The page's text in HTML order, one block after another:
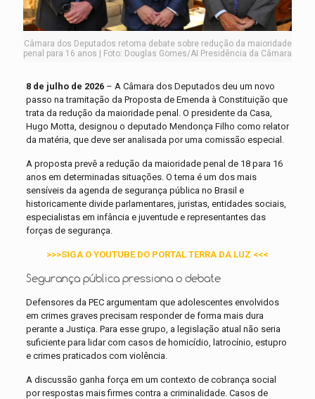
Câmara dos Deputados retoma debate sobre redução da maioridade
penal para 16 anos | Foto: Douglas Gomes/AI Presidência da Câmara
8 de julho de 2026– A Câmara dos Deputados deu um novo
passo na tramitação da Proposta de Emenda à Constituição que
trata da redução da maioridade penal. O presidente da Casa,
Hugo Motta, designou o deputado Mendonça Filho como relator
da matéria, que deve ser analisada por uma comissão especial.
A proposta prevê a redução da maioridade penal de 18 para 16
anos em determinadas situações. O tema é um dos mais
sensíveis da agenda de segurança pública no Brasil e
historicamente divide parlamentares, juristas, entidades sociais,
especialistas em infância e juventude e representantes das
forças de segurança.
>>>SIGA O YOUTUBE DO PORTAL TERRA DA LUZ <<<
Segurança pública pressiona o debate
Defensores da PEC argumentam que adolescentes envolvidos
em crimes graves precisam responder de forma mais dura
perante a Justiça. Para esse grupo, a legislação atual não seria
suficiente para lidar com casos de homicídio, latrocínio, estupro
e crimes praticados com violência.
A discussão ganha força em um contexto de cobrança social
por respostas mais firmes contra a criminalidade. Casos de